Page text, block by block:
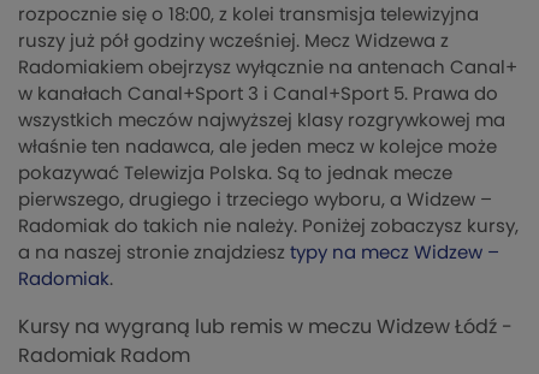
rozpocznie się o 18:00, z kolei transmisja telewizyjna
ruszy już pół godziny wcześniej. Mecz Widzewa z
Radomiakiem obejrzysz wyłącznie na antenach Canal+
w kanałach Canal+Sport 3 i Canal+Sport 5. Prawa do
wszystkich meczów najwyższej klasy rozgrywkowej ma
właśnie ten nadawca, ale jeden mecz w kolejce może
pokazywać Telewizja Polska. Są to jednak mecze
pierwszego, drugiego i trzeciego wyboru, a Widzew –
Radomiak do takich nie należy. Poniżej zobaczysz kursy,
a na naszej stronie znajdziesz typy na mecz Widzew –
Radomiak.
Kursy na wygraną lub remis w meczu Widzew Łódź -
Radomiak Radom